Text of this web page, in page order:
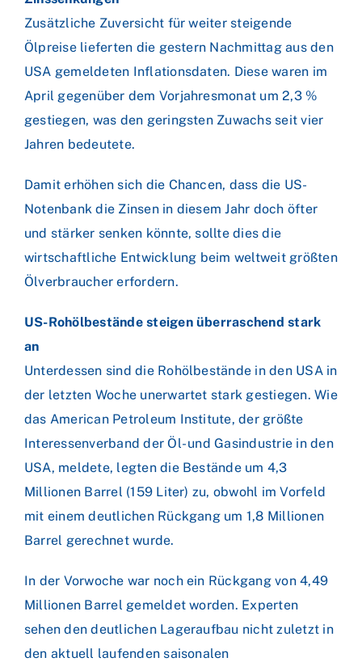
Zusätzliche Zuversicht für weiter steigende
Ölpreise lieferten die gestern Nachmittag aus den
USA gemeldeten Inflationsdaten. Diese waren im
April gegenüber dem Vorjahresmonat um 2,3 %
gestiegen, was den geringsten Zuwachs seit vier
Jahren bedeutete.
Damit erhöhen sich die Chancen, dass die US-
Notenbank die Zinsen in diesem Jahr doch öfter
und stärker senken könnte, sollte dies die
wirtschaftliche Entwicklung beim weltweit größten
Ölverbraucher erfordern.
US-Rohölbestände steigen überraschend stark
an
Unterdessen sind die Rohölbestände in den USA in
der letzten Woche unerwartet stark gestiegen. Wie
das American Petroleum Institute, der größte
Interessenverband der Öl- und Gasindustrie in den
USA, meldete, legten die Bestände um 4,3
Millionen Barrel (159 Liter) zu, obwohl im Vorfeld
mit einem deutlichen Rückgang um 1,8 Millionen
Barrel gerechnet wurde.
In der Vorwoche war noch ein Rückgang von 4,49
Millionen Barrel gemeldet worden. Experten
sehen den deutlichen Lageraufbau nicht zuletzt in
den aktuell laufenden saisonalen